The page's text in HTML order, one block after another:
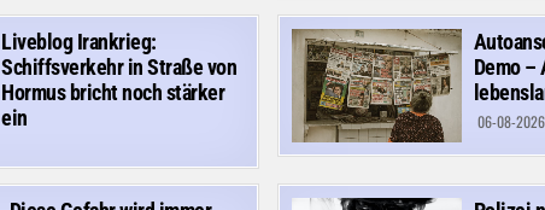
Liveblog Irankrieg:
Schiffsverkehr in Straße von
Hormus bricht noch stärker
ein
Demo –
06-08-2026